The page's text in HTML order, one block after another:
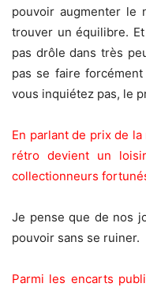
pouvoir augmenter le
trouver un équilibre.
pas drôle dans très
pas se faire
vous inquiétez pas, le
En parlant de prix de
rétro devient un
collectionneurs
Je pense que de nos
pouvoir sans se ruiner.
Parmi les encarts